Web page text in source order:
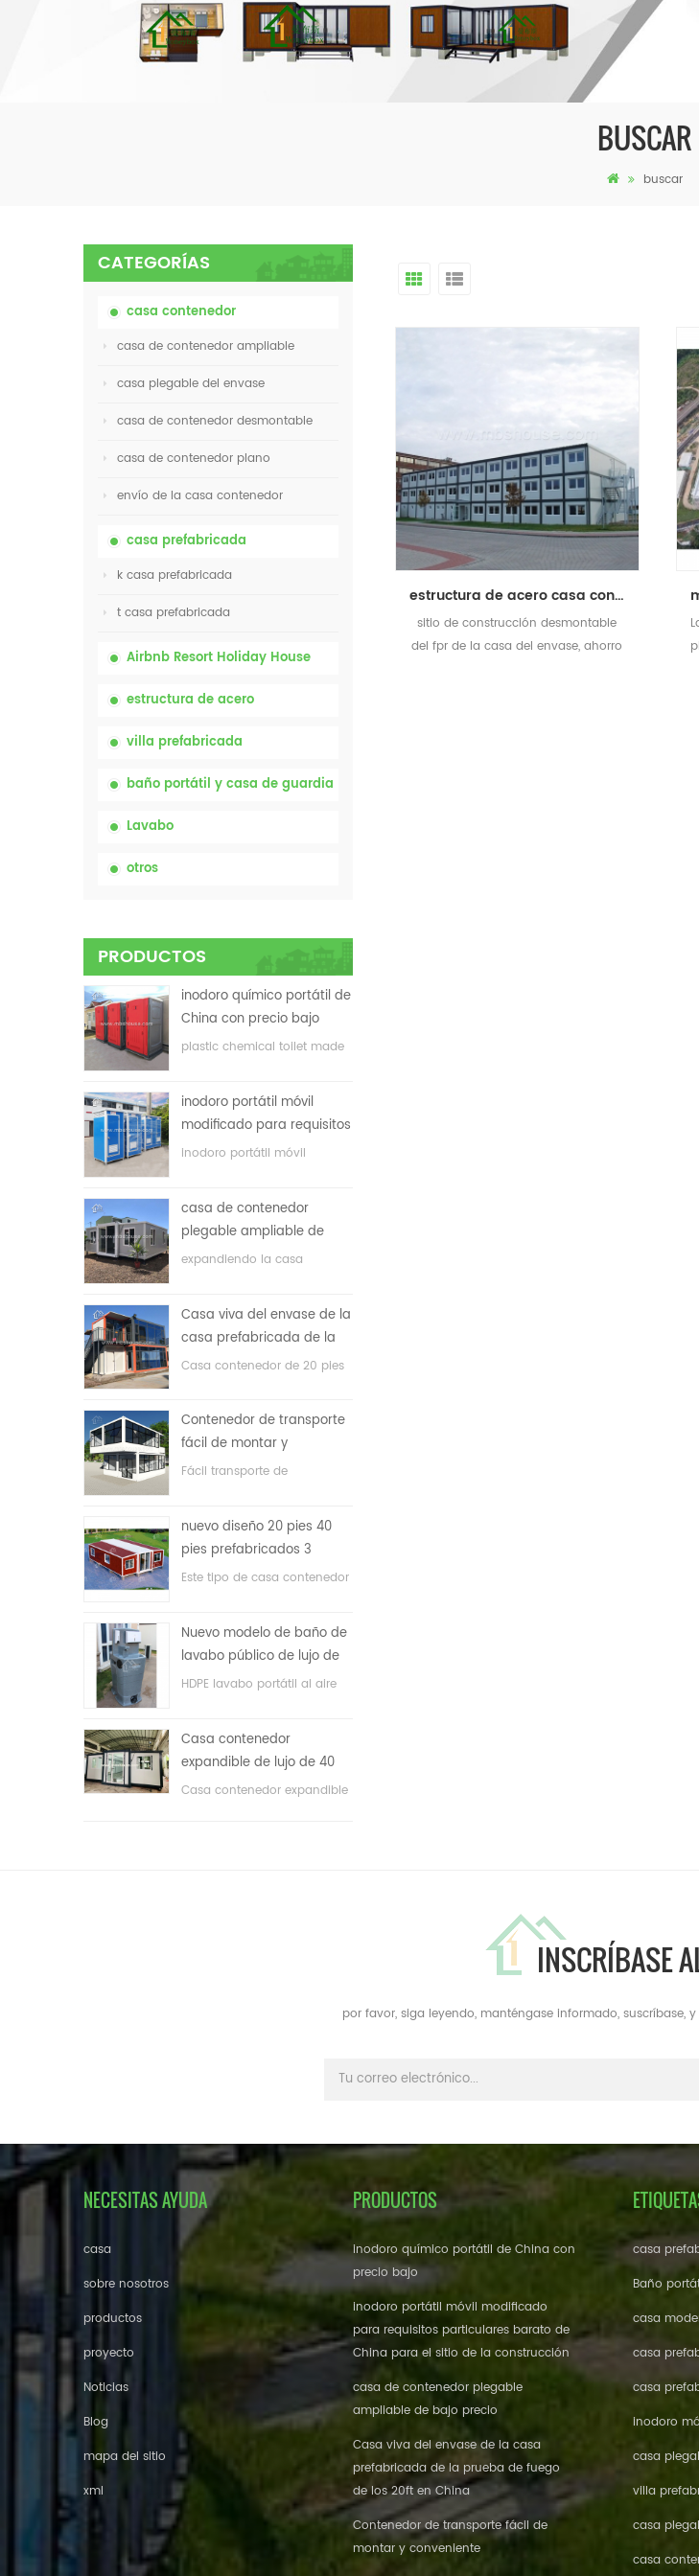
BUSCAR
buscar
CATEGORÍAS
casa contenedor
casa de contenedor ampliable
casa plegable del envase
casa de contenedor desmontable
casa de contenedor plano
envío de la casa contenedor
casa prefabricada
k casa prefabricada
t casa prefabricada
Airbnb Resort Holiday House
estructura de acero
villa prefabricada
baño portátil y casa de guardia
Lavabo
otros
PRODUCTOS
inodoro químico portátil de
China con precio bajo
plastic chemical toilet made
inodoro portátil móvil
modificado para requisitos
particulares barato de
inodoro portátil móvil
casa de contenedor
plegable ampliable de
bajo precio
expandiendo la casa
Casa viva del envase de la
casa prefabricada de la
prueba de fuego de los
Casa contenedor de 20 pies
Contenedor de transporte
fácil de montar y
conveniente
Fácil transporte de
nuevo diseño 20 pies 40
pies prefabricados 3
dormitorios pequeña casa
Este tipo de casa contenedor
dormitorios, un baño y con
sistema eléctrico.
Nuevo modelo de baño de
lavabo público de lujo de
plástico HDPE de doble
HDPE lavabo portátil al aire
Casa contenedor
expandible de lujo de 40
pies con tres dormitorios
Casa contenedor expandible
estructura de acero casa contenedor modular casa de contenedor desmontable en sitio de construcción
sitio de construcción desmontable
del fpr de la casa del envase, ahorro
INSCRÍBASE
por favor, siga leyendo, manténgase informado, suscríbase,
NECESITAS AYUDA
casa
sobre nosotros
productos
proyecto
Noticias
Blog
mapa del sitio
xml
PRODUCTOS
inodoro químico portátil de China con
precio bajo
inodoro portátil móvil modificado
para requisitos particulares barato de
China para el sitio de la construcción
casa de contenedor plegable
ampliable de bajo precio
Casa viva del envase de la casa
prefabricada de la prueba de fuego
de los 20ft en China
Contenedor de transporte fácil de
montar y conveniente
casa
Baño
casa
casa
casa
inodoro
casa
villa
casa
casa